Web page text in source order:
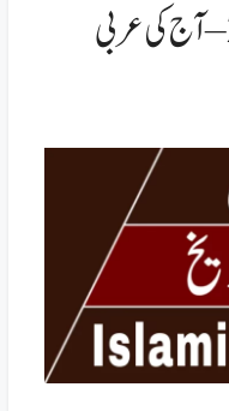
آج کی اسلامی تاریخ 2026 – آج کی عربی